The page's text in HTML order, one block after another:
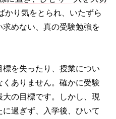
かり気をとられ、いたずら
めない、真の受験勉強を
を失ったり、授業につい
ありません。確かに受験
の目標です。しかし、現
過ぎず、入学後、ひいて